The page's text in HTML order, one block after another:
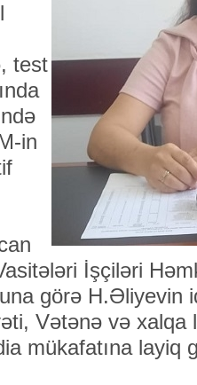
test
in
İşçiləri
görə H.Əliyevin
Vətənə və xalqa
mükafatına layiq